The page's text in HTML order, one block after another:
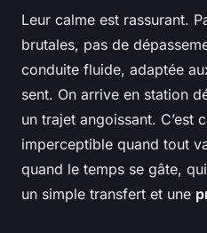
Leur calme est rassurant.
brutales, pas de
conduite fluide, adaptée
sent. On arrive en station
un trajet angoissant. C’est
imperceptible quand tout
quand le temps se gâte,
un simple transfert et une